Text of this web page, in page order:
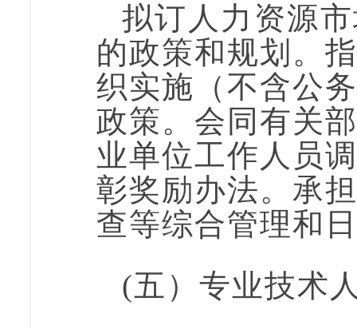
拟订人力资源
的政策和规划。
织实施（不含公
政策。会同有关
业单位工作人员
彰奖励办法。承
查等综合管理和
(五）专业技术